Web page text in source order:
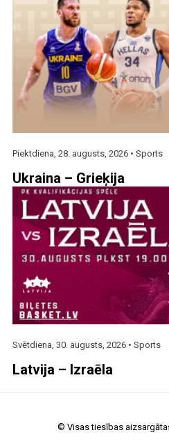
Piektdiena, 28. augusts, 2026 • Sports
Ukraina – Grieķija
Svētdiena, 30. augusts, 2026 • Sports
Latvija – Izraēla
© Visas tiesības